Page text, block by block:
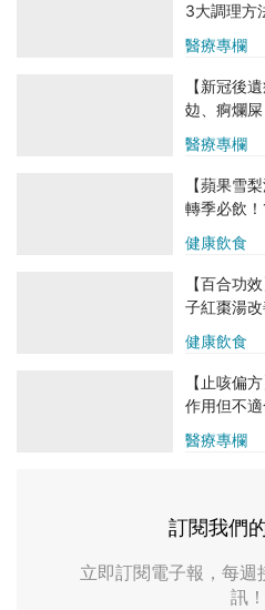
醫療專欄
3大調理方
醫療專欄
【新冠後
攰、痾爛
健康飲食
【蘋果雪
轉季必飲
健康飲食
【百合功
子紅棗湯
醫療專欄
【止咳偏
作用但不
訂閱我們
立即訂閱電子報，每週
訊！